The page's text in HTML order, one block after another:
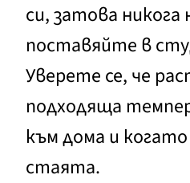
си, затова никога
поставяйте в
Уверете се, че
подходяща
към дома и
стаята.